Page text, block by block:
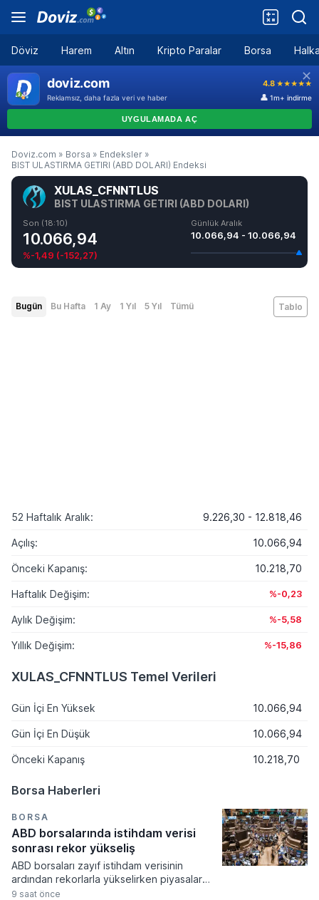
Döviz Harem Altın Kripto Paralar Borsa
Doviz.com » Borsa » Endeksler »
BIST ULASTIRMA GETIRI (ABD DOLARI) Endeksi
XULAS_CFNNTLUS
BIST ULASTIRMA GETIRI (ABD DOLARI)
Son (18:10)
10.066,94
%-1,49 (-152,27)
Günlük Aralık
10.066,94 - 10.066,94
Bugün Bu Hafta 1 Ay 1 Yıl 5 Yıl Tümü Tablo
52 Haftalık Aralık: 9.226,30 - 12.818,46
Açılış: 10.066,94
Önceki Kapanış: 10.218,70
Haftalık Değişim: %-0,23
Aylık Değişim: %-5,58
Yıllık Değişim: %-15,86
XULAS_CFNNTLUS Temel Verileri
Gün İçi En Yüksek 10.066,94
Gün İçi En Düşük 10.066,94
Önceki Kapanış 10.218,70
Borsa Haberleri
BORSA
ABD borsalarında istihdam verisi
sonrası rekor yükseliş
ABD borsaları zayıf istihdam verisinin
ardından rekorlarla yükselirken piyasalar
Fed'in faiz artırım olasılığının düşmesini
9 saat önce